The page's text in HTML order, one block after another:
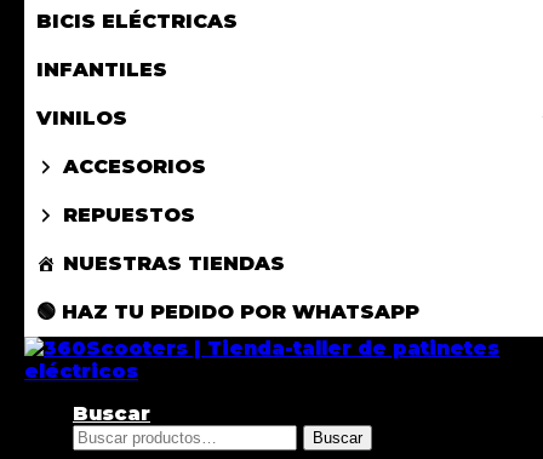
BICIS ELÉCTRICAS
INFANTILES
VINILOS
ACCESORIOS
REPUESTOS
NUESTRAS TIENDAS
🟢 HAZ TU PEDIDO POR WHATSAPP
Buscar
Buscar